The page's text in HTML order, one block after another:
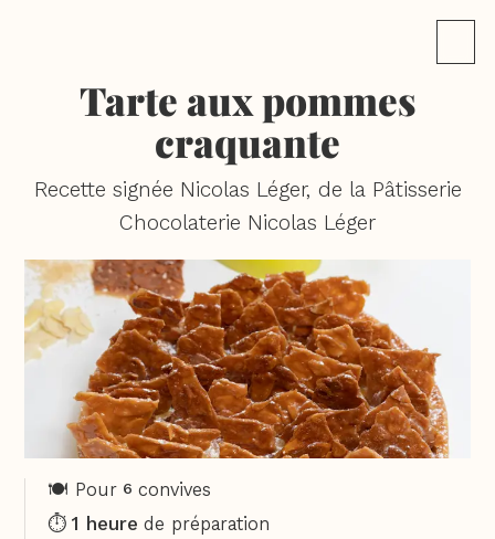
Tarte aux pommes
craquante
Recette signée Nicolas Léger, de la Pâtisserie
Chocolaterie Nicolas Léger
🍽️ Pour 6 convives
⏱️ 1 heure de préparation